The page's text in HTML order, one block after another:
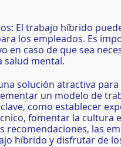
El trabajo híbrido
los empleados. Es
en caso de que sea
salud mental.
solución atractiva
un modelo de
como establecer
fomentar la cultura
recomendaciones, las
híbrido y disfrutar de